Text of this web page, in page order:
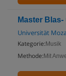
Master
Universität
Kategorie: Musik
Methode: Mit